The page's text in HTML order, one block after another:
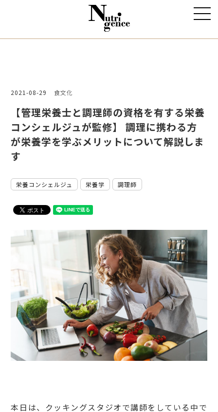
2021-08-29 食文化
【管理栄養士と調理師の資格を有する栄養
コンシェルジュが監修】 調理に携わる方
が栄養学を学ぶメリットについて解説しま
す
栄養コンシェルジュ 栄養学 調理師
本日は、クッキングスタジオで講師をしている中で